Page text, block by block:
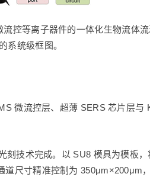
控等离子器件的一体化生物流体
系统级框图。
微流控层、超薄 SERS 芯片层与
技术完成。以 SU8 模具为模板
尺寸精准控制为 350μm×200μm